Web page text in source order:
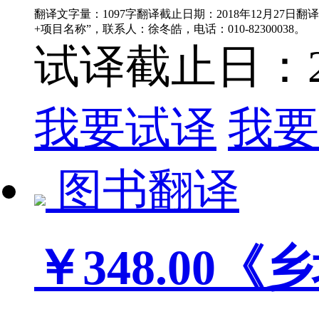
翻译文字量：1097字翻译截止日期：2018年12月27日翻
+项目名称”，联系人：徐冬皓，电话：010-82300038。
试译截止日：
我要试译 我
图书翻译
￥348.00 《